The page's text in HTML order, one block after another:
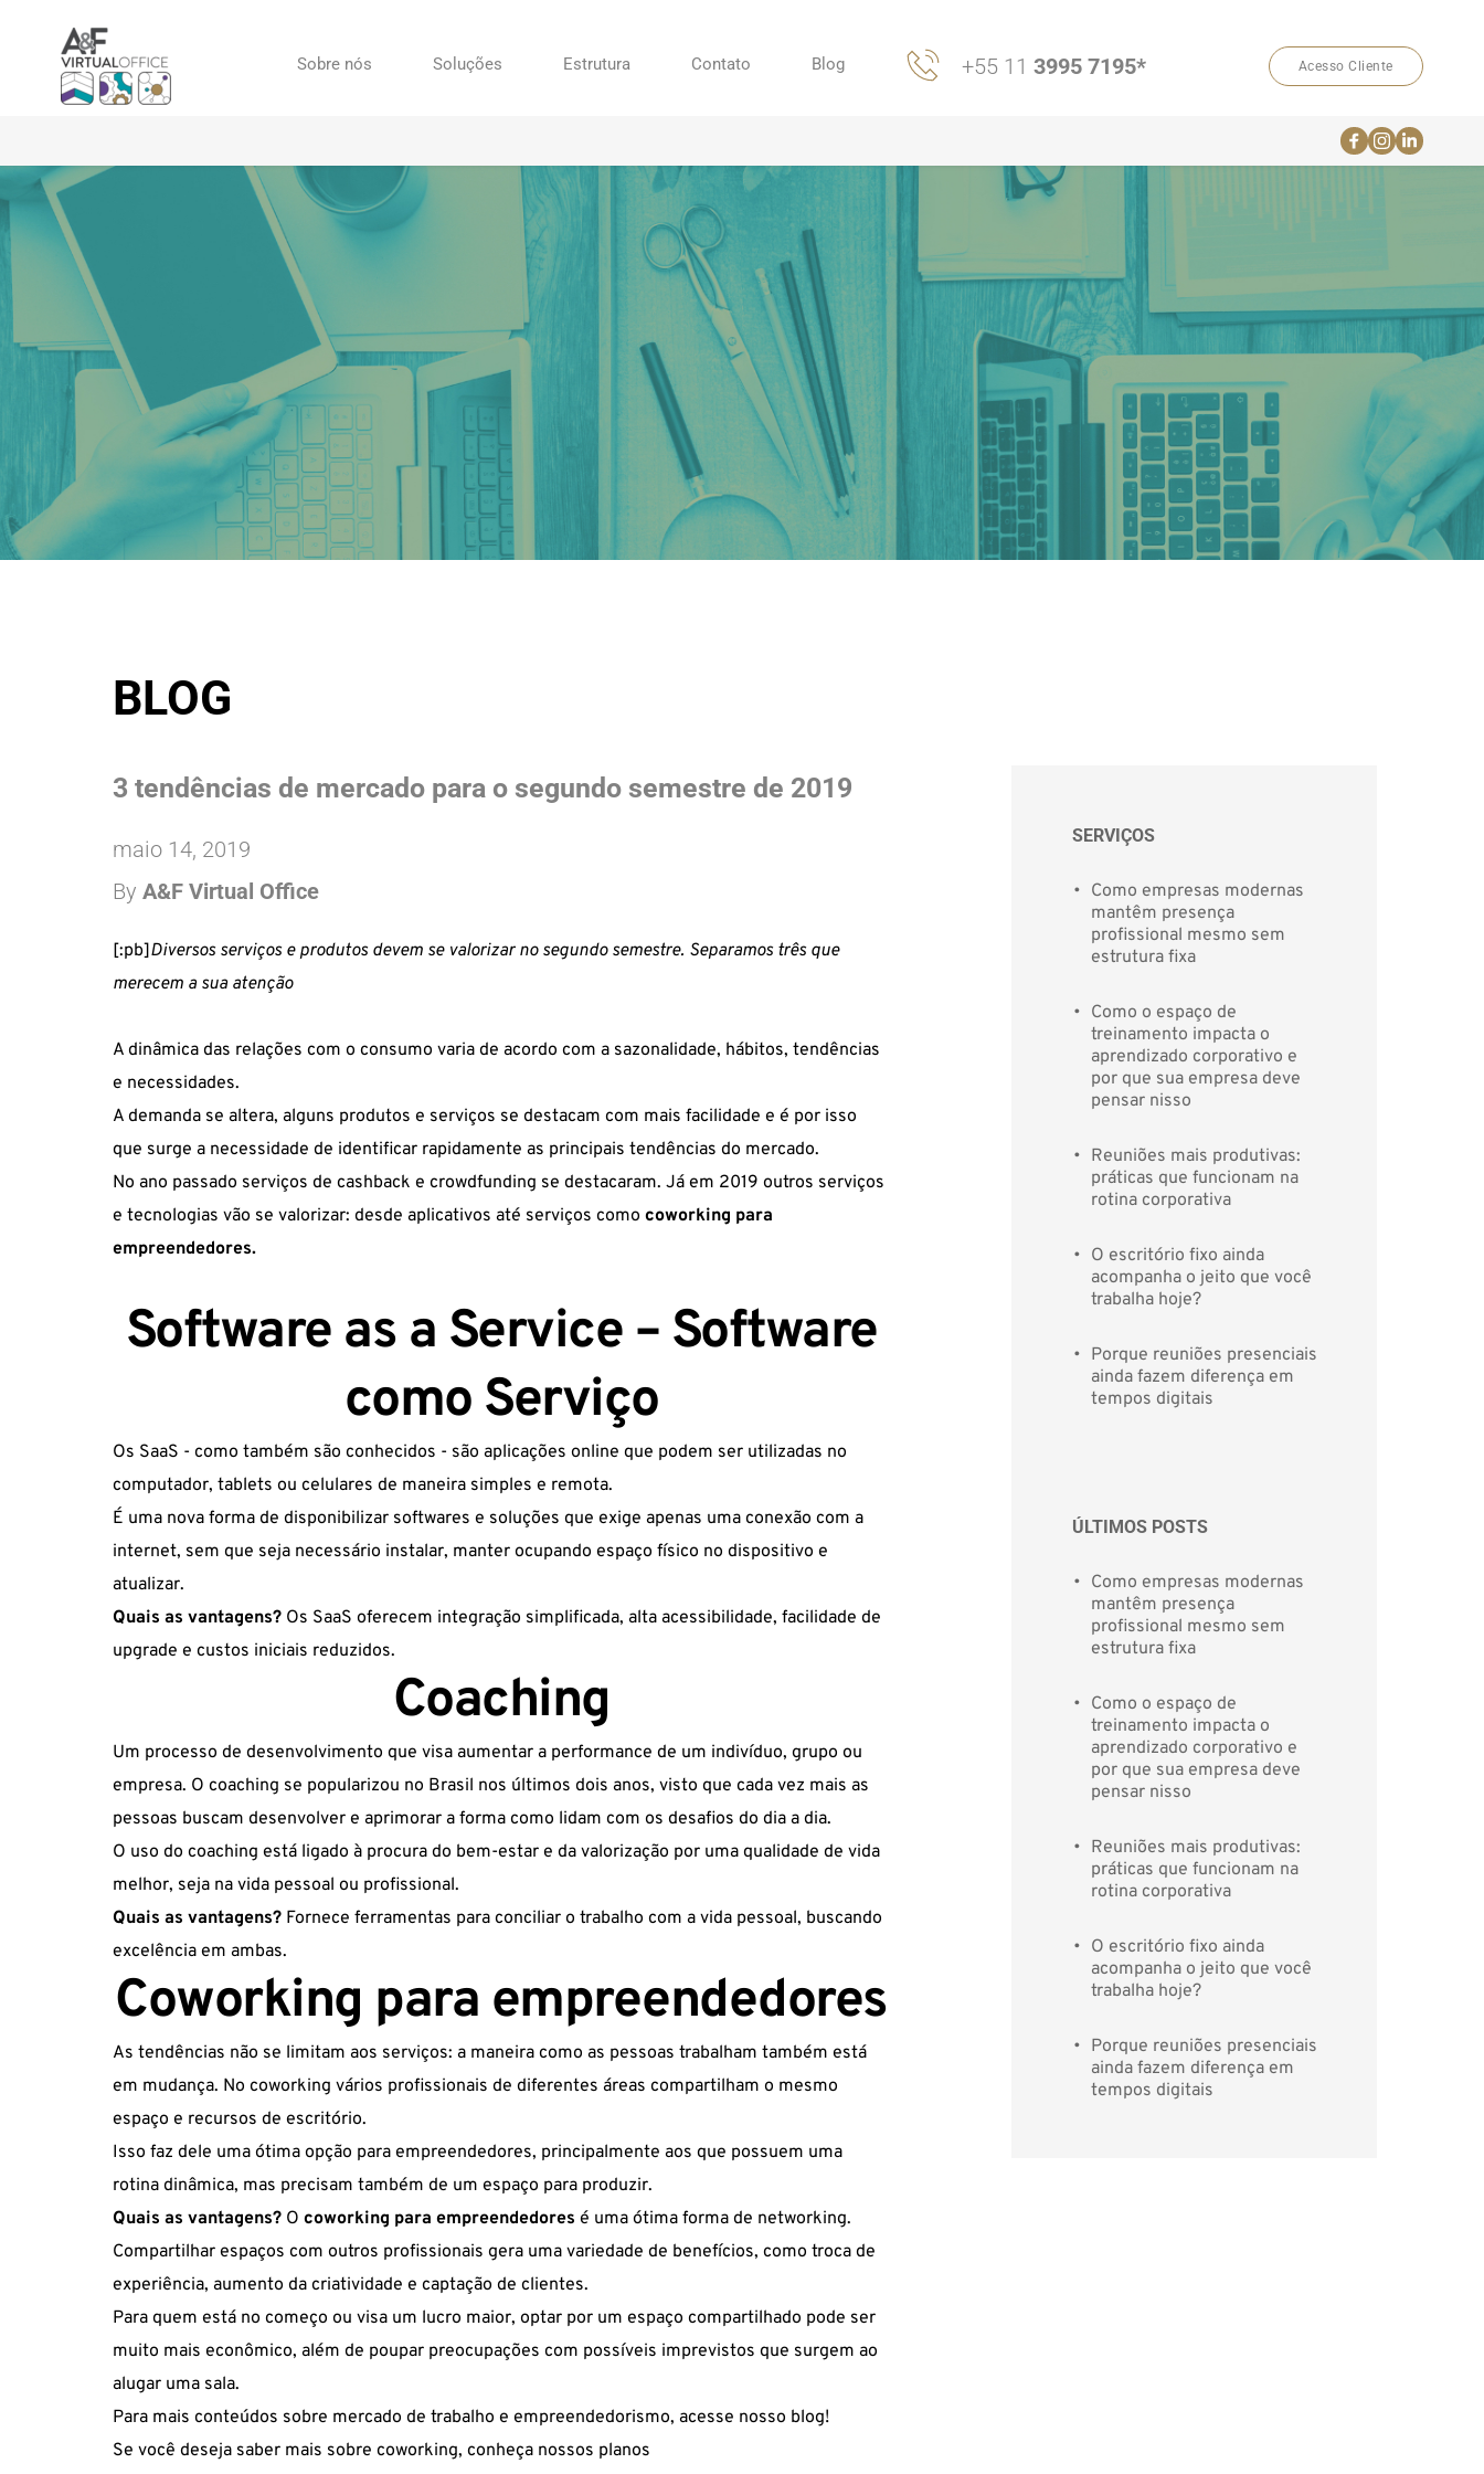
Sobre nós Soluções Estrutura Contato Blog +55 11 3995 7195* Acesso Cliente
BLOG
3 tendências de mercado para o segundo semestre de 2019
maio 14, 2019
By A&F Virtual Office
[:pb] Diversos serviços e produtos devem se valorizar no segundo semestre. Separamos três que
merecem a sua atenção
A dinâmica das relações com o consumo varia de acordo com a sazonalidade, hábitos, tendências
e necessidades.
A demanda se altera, alguns produtos e serviços se destacam com mais facilidade e é por isso
que surge a necessidade de identificar rapidamente as principais tendências do mercado.
No ano passado serviços de cashback e crowdfunding se destacaram. Já em 2019 outros serviços
e tecnologias vão se valorizar: desde aplicativos até serviços como coworking para
empreendedores.
Software as a Service – Software
como Serviço
Os SaaS - como também são conhecidos - são aplicações online que podem ser utilizadas no
computador, tablets ou celulares de maneira simples e remota.
É uma nova forma de disponibilizar softwares e soluções que exige apenas uma conexão com a
internet, sem que seja necessário instalar, manter ocupando espaço físico no dispositivo e
atualizar.
Quais as vantagens? Os SaaS oferecem integração simplificada, alta acessibilidade, facilidade de
upgrade e custos iniciais reduzidos.
Coaching
Um processo de desenvolvimento que visa aumentar a performance de um indivíduo, grupo ou
empresa. O coaching se popularizou no Brasil nos últimos dois anos, visto que cada vez mais as
pessoas buscam desenvolver e aprimorar a forma como lidam com os desafios do dia a dia.
O uso do coaching está ligado à procura do bem-estar e da valorização por uma qualidade de vida
melhor, seja na vida pessoal ou profissional.
Quais as vantagens? Fornece ferramentas para conciliar o trabalho com a vida pessoal, buscando
excelência em ambas.
Coworking para empreendedores
As tendências não se limitam aos serviços: a maneira como as pessoas trabalham também está
em mudança. No coworking vários profissionais de diferentes áreas compartilham o mesmo
espaço e recursos de escritório.
Isso faz dele uma ótima opção para empreendedores, principalmente aos que possuem uma
rotina dinâmica, mas precisam também de um espaço para produzir.
Quais as vantagens? O coworking para empreendedores é uma ótima forma de networking.
Compartilhar espaços com outros profissionais gera uma variedade de benefícios, como troca de
experiência, aumento da criatividade e captação de clientes.
Para quem está no começo ou visa um lucro maior, optar por um espaço compartilhado pode ser
muito mais econômico, além de poupar preocupações com possíveis imprevistos que surgem ao
alugar uma sala.
Para mais conteúdos sobre mercado de trabalho e empreendedorismo, acesse nosso blog!
Se você deseja saber mais sobre coworking, conheça nossos planos
SERVIÇOS
Como empresas modernas
mantêm presença
profissional mesmo sem
estrutura fixa
Como o espaço de
treinamento impacta o
aprendizado corporativo e
por que sua empresa deve
pensar nisso
Reuniões mais produtivas:
práticas que funcionam na
rotina corporativa
O escritório fixo ainda
acompanha o jeito que você
trabalha hoje?
Porque reuniões presenciais
ainda fazem diferença em
tempos digitais
ÚLTIMOS POSTS
Como empresas modernas
mantêm presença
profissional mesmo sem
estrutura fixa
Como o espaço de
treinamento impacta o
aprendizado corporativo e
por que sua empresa deve
pensar nisso
Reuniões mais produtivas:
práticas que funcionam na
rotina corporativa
O escritório fixo ainda
acompanha o jeito que você
trabalha hoje?
Porque reuniões presenciais
ainda fazem diferença em
tempos digitais